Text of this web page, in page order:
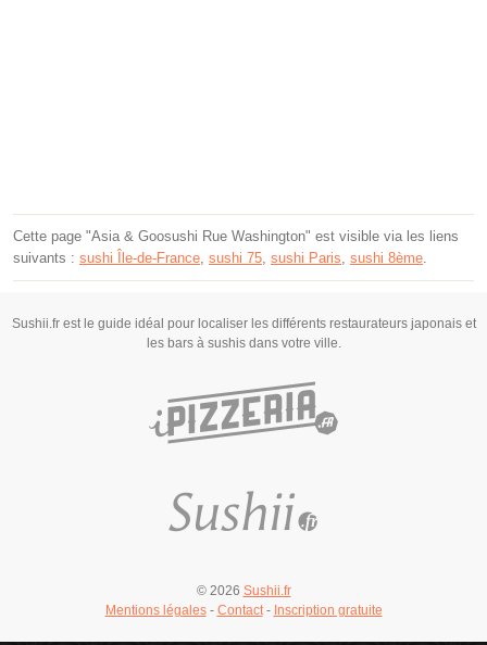
Cette page "Asia & Goosushi Rue Washington" est visible via les liens
suivants : sushi Île-de-France sushi 75 sushi Paris sushi 8ème
Sushii.fr est le guide idéal pour localiser les différents restaurateurs japonais et
les bars à sushis dans votre ville.
© 2026 Sushii.fr
Mentions légales- Contact- Inscription gratuite